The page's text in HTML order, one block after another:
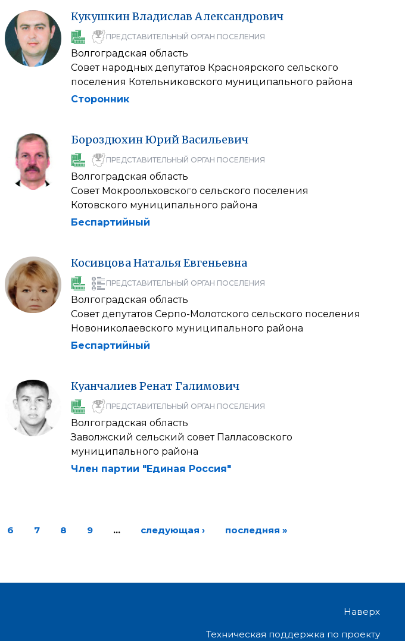
КукушкинВладислав Александрович
ПРЕДСТАВИТЕЛЬНЫЙ ОРГАН ПОСЕЛЕНИЯ
Волгоградская область
Совет народных депутатов Красноярского сельского
поселения Котельниковского муниципального района
Сторонник
БороздюхинЮрийВасильевич
ПРЕДСТАВИТЕЛЬНЫЙ ОРГАН ПОСЕЛЕНИЯ
Волгоградская область
Совет Мокроольховского сельского поселения
Котовского муниципального района
Беспартийный
КосивцоваНатальяЕвгеньевна
ПРЕДСТАВИТЕЛЬНЫЙ ОРГАН ПОСЕЛЕНИЯ
Волгоградская область
Совет депутатов Серпо-Молотского сельского поселения
Новониколаевского муниципального района
Беспартийный
Куанчалиев Ренат Галимович
ПРЕДСТАВИТЕЛЬНЫЙ ОРГАН ПОСЕЛЕНИЯ
Волгоградская область
Заволжский сельский совет Палласовского
муниципального района
Член партии "Единая Россия"
6 7 8 9 … следующая › последняя »
Наверх
Техническая поддержка по проекту